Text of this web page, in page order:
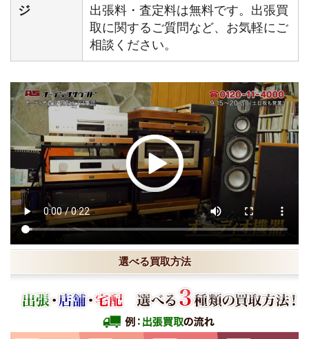
ジ
出張料・査定料は無料です。出張買
取に関するご質問など、お気軽にご
相談ください。
選べる買取方法